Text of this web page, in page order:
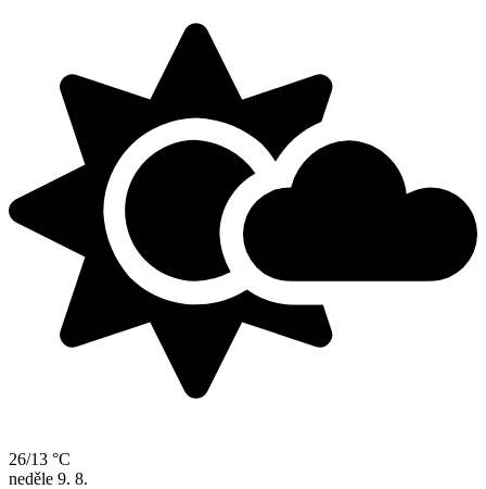
26/13 °C
neděle 9. 8.